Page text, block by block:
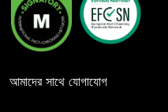
আমাদের সাথে যোগাযোগ